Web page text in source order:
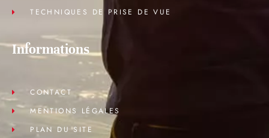
TECHNIQUES DE PRISE DE VUE
Informations
CONTACT
MENTIONS LÉGALES
PLAN DU SITE